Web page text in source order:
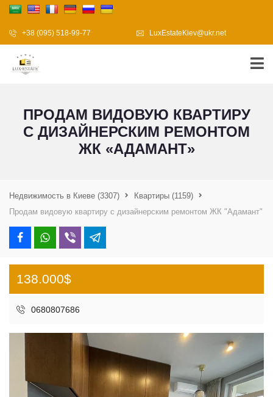
+38 (095) 518-99-77 LuxEstateKiev@ukr.net
ПРОДАМ ВИДОВУЮ КВАРТИРУ
С ДИЗАЙНЕРСКИМ РЕМОНТОМ
ЖК «АДАМАНТ»
Недвижимость в Киеве (3307) Квартиры (1159)
Продам видовую квартиру с дизайнерским ремонтом ЖК "Адамант"
138.000$
0680807686